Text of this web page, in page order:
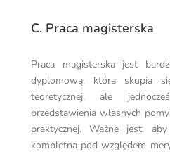
C. Praca magisterska
Praca magisterska jest
dyplomową, która skupia
teoretycznej, ale
przedstawienia własnych
praktycznej. Ważne jest,
kompletna pod względem